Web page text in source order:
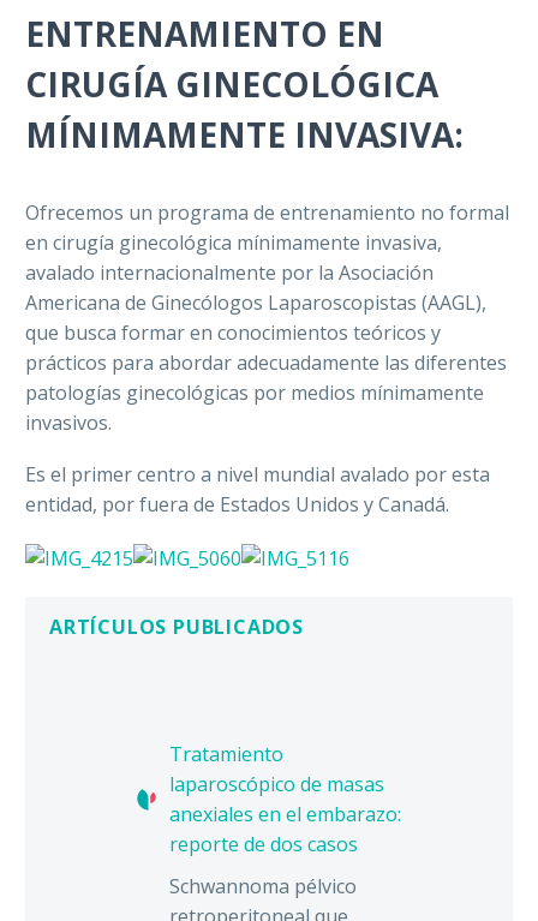
ENTRENAMIENTO EN
CIRUGÍA GINECOLÓGICA
MÍNIMAMENTE INVASIVA:
Ofrecemos un programa de entrenamiento no formal
en cirugía ginecológica mínimamente invasiva,
avalado internacionalmente por la Asociación
Americana de Ginecólogos Laparoscopistas (AAGL),
que busca formar en conocimientos teóricos y
prácticos para abordar adecuadamente las diferentes
patologías ginecológicas por medios mínimamente
invasivos.
Es el primer centro a nivel mundial avalado por esta
entidad, por fuera de Estados Unidos y Canadá.
ARTÍCULOS PUBLICADOS
Tratamiento
laparoscópico de masas
anexiales en el embarazo:
reporte de dos casos
Schwannoma pélvico
retroperitoneal que